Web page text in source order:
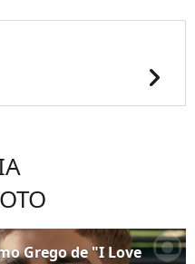
chevron_right
Grego de "I Love